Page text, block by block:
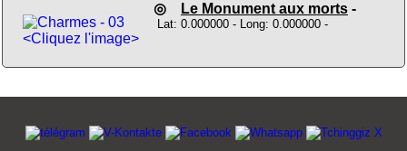
<Cliquez l'image>
◎ Le Monument aux morts-
Lat: 0.000000 - Long: 0.000000 -